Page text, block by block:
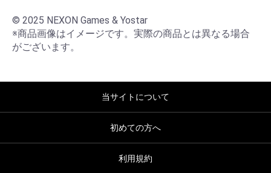
© 2025 NEXON Games & Yostar
※商品画像はイメージです。実際の商品とは異なる場合
がございます。
当サイトについて
初めての方へ
利用規約